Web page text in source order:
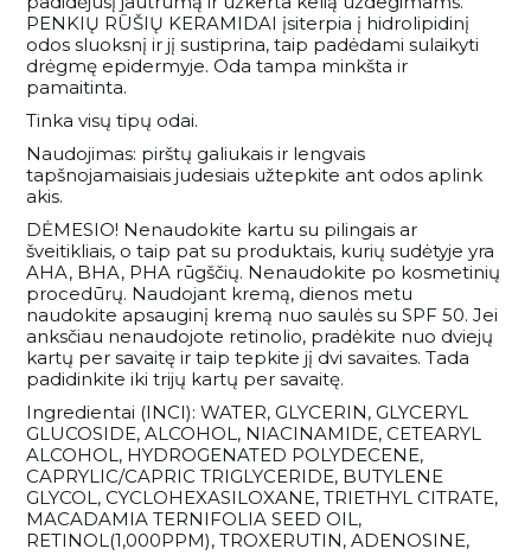
PENKIŲ RŪŠIŲ KERAMIDAI įsiterpia į hidrolipidinį
odos sluoksnį ir jį sustiprina, taip padėdami sulaikyti
drėgmę epidermyje. Oda tampa minkšta ir
pamaitinta.
Tinka visų tipų odai.
Naudojimas: pirštų galiukais ir lengvais
tapšnojamaisiais judesiais užtepkite ant odos aplink
akis.
DĖMESIO! Nenaudokite kartu su pilingais ar
šveitikliais, o taip pat su produktais, kurių sudėtyje yra
AHA, BHA, PHA rūgščių. Nenaudokite po kosmetinių
procedūrų. Naudojant kremą, dienos metu
naudokite apsauginį kremą nuo saulės su SPF 50. Jei
anksčiau nenaudojote retinolio, pradėkite nuo dviejų
kartų per savaitę ir taip tepkite jį dvi savaites. Tada
padidinkite iki trijų kartų per savaitę.
Ingredientai (INCI): WATER, GLYCERIN, GLYCERYL
GLUCOSIDE, ALCOHOL, NIACINAMIDE, CETEARYL
ALCOHOL, HYDROGENATED POLYDECENE,
CAPRYLIC/CAPRIC TRIGLYCERIDE, BUTYLENE
GLYCOL, CYCLOHEXASILOXANE, TRIETHYL CITRATE,
MACADAMIA TERNIFOLIA SEED OIL,
RETINOL(1,000PPM), TROXERUTIN, ADENOSINE,